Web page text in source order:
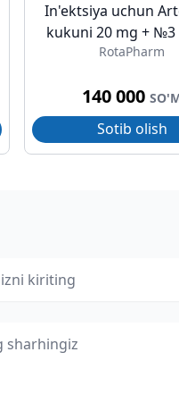
In'ektsiya uchun
kukuni 20 mg + №3
RotaPharm
140 000
Sotib olish